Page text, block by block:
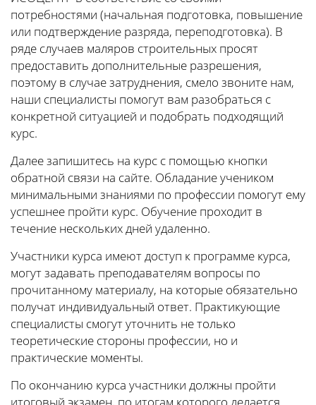
потребностями (начальная подготовка, повышение
или подтверждение разряда, переподготовка). В
ряде случаев маляров строительных просят
предоставить дополнительные разрешения,
поэтому в случае затруднения, смело звоните нам,
наши специалисты помогут вам разобраться с
конкретной ситуацией и подобрать подходящий
курс.
Далее запишитесь на курс с помощью кнопки
обратной связи на сайте. Обладание учеником
минимальными знаниями по профессии помогут ему
успешнее пройти курс. Обучение проходит в
течение нескольких дней удаленно.
Участники курса имеют доступ к программе курса,
могут задавать преподавателям вопросы по
прочитанному материалу, на которые обязательно
получат индивидуальный ответ. Практикующие
специалисты смогут уточнить не только
теоретические стороны профессии, но и
практические моменты.
По окончанию курса участники должны пройти